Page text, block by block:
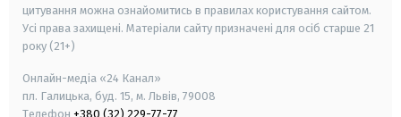
цитування можна ознайомитись в правилах користування сайтом.
Усі права захищені. Матеріали сайту призначені для осіб старше 21
року (21+)
Онлайн-медіа «24 Канал»
пл. Галицька, буд. 15, м. Львів, 79008
Телефон +380 (32) 229-77-77